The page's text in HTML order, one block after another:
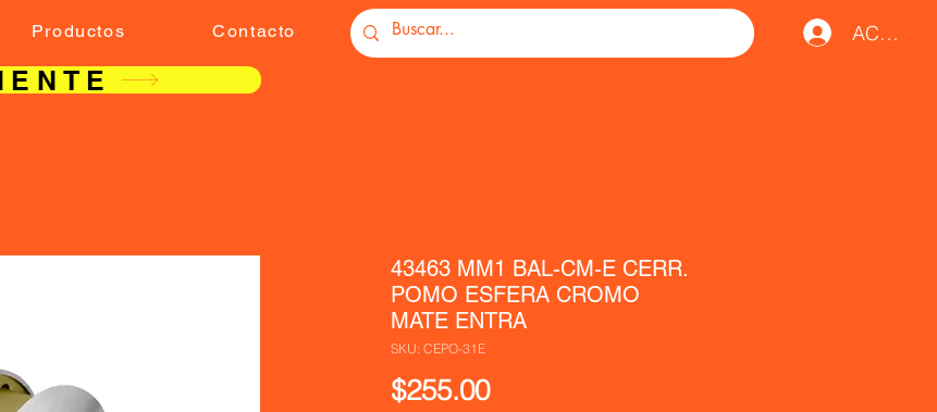
Productos Contacto ACCESO
43463 MM1 BAL-CM-E CERR.
POMO ESFERA CROMO
MATE ENTRA
SKU: CEPO-31E
$255.00Precio